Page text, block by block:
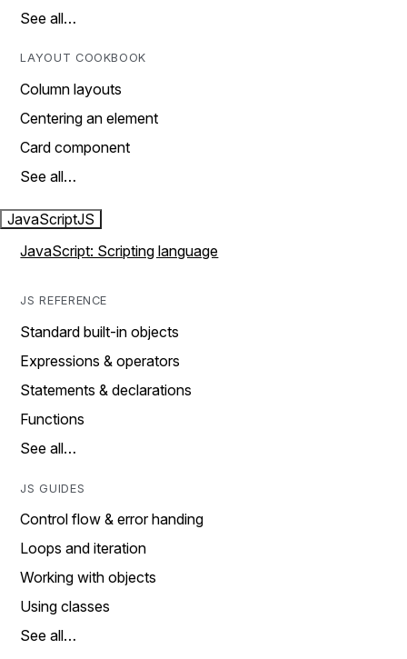
See all…
LAYOUT COOKBOOK
Column layouts
Centering an element
Card component
See all…
JavaScriptJS
JavaScript: Scripting language
JS REFERENCE
Standard built-in objects
Expressions & operators
Statements & declarations
Functions
See all…
JS GUIDES
Control flow & error handing
Loops and iteration
Working with objects
Using classes
See all…